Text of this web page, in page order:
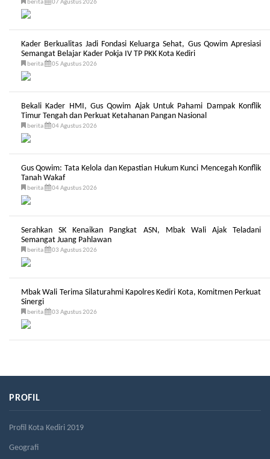
berita 07 Agustus 2026
Kader Berkualitas Jadi Fondasi Keluarga Sehat, Gus Qowim Apresiasi
Semangat Belajar Kader Pokja IV TP PKK Kota Kediri
berita 05 Agustus 2026
Bekali Kader HMI, Gus Qowim Ajak Untuk Pahami Dampak Konflik
Timur Tengah dan Perkuat Ketahanan Pangan Nasional
berita 04 Agustus 2026
Gus Qowim: Tata Kelola dan Kepastian Hukum Kunci Mencegah Konflik
Tanah Wakaf
berita 04 Agustus 2026
Serahkan SK Kenaikan Pangkat ASN, Mbak Wali Ajak Teladani
Semangat Juang Pahlawan
berita 03 Agustus 2026
Mbak Wali Terima Silaturahmi Kapolres Kediri Kota, Komitmen Perkuat
Sinergi
berita 03 Agustus 2026
PROFIL
Profil Kota Kediri 2019
Geografi